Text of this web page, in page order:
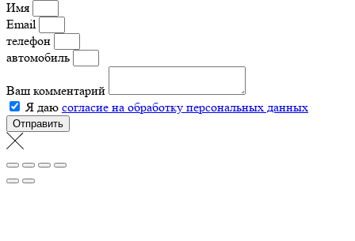
Имя
Email
телефон
автомобиль
Ваш комментарий
Я даю согласие на обработку персональных данных
Отправить